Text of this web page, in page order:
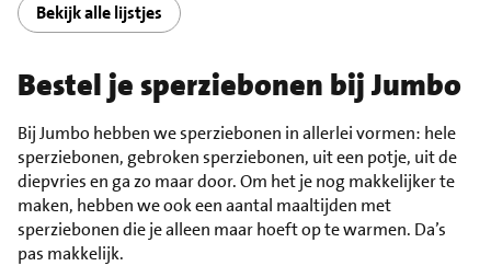
Bekijk alle lijstjes
Bestel je sperziebonen bij Jumbo
Bij Jumbo hebben we sperziebonen in allerlei vormen: hele
sperziebonen, gebroken sperziebonen, uit een potje, uit de
diepvries en ga zo maar door. Om het je nog makkelijker te
maken, hebben we ook een aantal maaltijden met
sperziebonen die je alleen maar hoeft op te warmen. Da’s
pas makkelijk.